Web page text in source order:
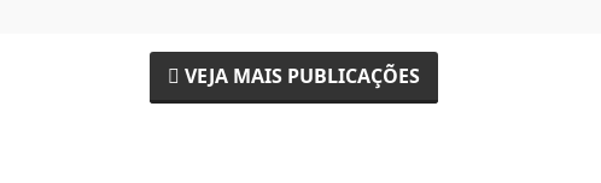
VEJA MAIS PUBLICAÇÕES